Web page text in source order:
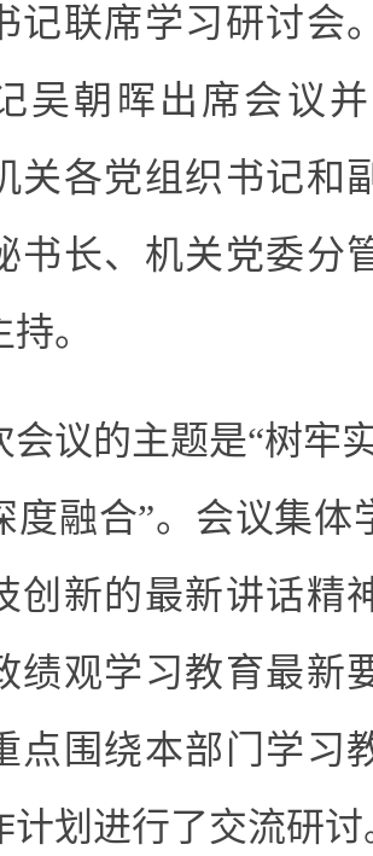
记联席学习研讨会
吴朝晖出席会议
关各党组织书记和
书长、机关党委分
持。
会议的主题是“树牢
度融合”。 会议集体
创新的最新讲话精
绩观学习教育最新
点围绕本部门学习
计划 进行了交流研讨